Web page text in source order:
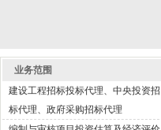
业务范围
建设工程招标投标代理、中央投资招
标代理、政府采购招标代理